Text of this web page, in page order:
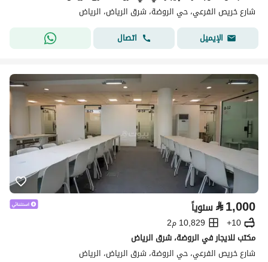
شارع خريص الفرعي، حي الروضة، شرق الرياض، الرياض
الإيميل
اتصال
⃁1,000 سنوياً
10+
10,829 م2
مكتب للايجار في الروضة، شرق الرياض
شارع خريص الفرعي، حي الروضة، شرق الرياض، الرياض